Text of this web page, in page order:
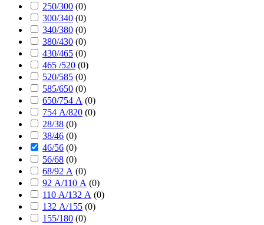
250/300 (0)
300/340 (0)
340/380 (0)
380/430 (0)
430/465 (0)
465 /520 (0)
520/585 (0)
585/650 (0)
650/754 А (0)
754 А/820 (0)
28/38 (0)
38/46 (0)
46/56 (0)
56/68 (0)
68/92 А (0)
92 А/110 А (0)
110 А/132 А (0)
132 А/155 (0)
155/180 (0)